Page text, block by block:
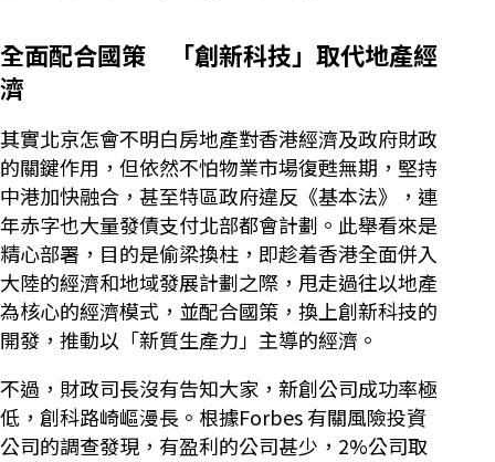
全面配合國策 「創新科技」取代地產經
濟
其實北京怎會不明白房地產對香港經濟及政府財政
的關鍵作用，但依然不怕物業市場復甦無期，堅持
中港加快融合，甚至特區政府違反《基本法》，連
年赤字也大量發債支付北部都會計劃。此舉看來是
精心部署，目的是偷梁換柱，即趁着香港全面併入
大陸的經濟和地域發展計劃之際，甩走過往以地產
為核心的經濟模式，並配合國策，換上創新科技的
開發，推動以「新質生產力」主導的經濟。
不過，財政司長沒有告知大家，新創公司成功率極
低，創科路崎嶇漫長。根據Forbes 有關風險投資
公司的調查發現，有盈利的公司甚少，2%公司取